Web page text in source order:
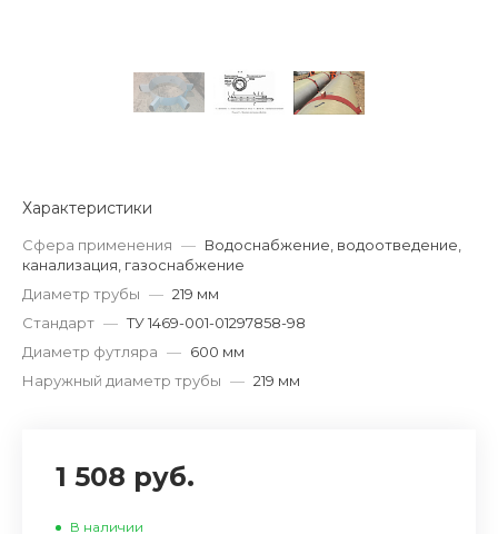
Характеристики
Сфера применения — Водоснабжение, водоотведение,
канализация, газоснабжение
Диаметр трубы — 219 мм
Стандарт — ТУ 1469-001-01297858-98
Диаметр футляра — 600 мм
Наружный диаметр трубы — 219 мм
1 508 руб.
В наличии